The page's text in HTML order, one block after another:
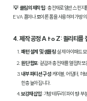
💡 클림의 제작 팁: 충전재로 일반 스펀지
EVA 폼이나 토이론 폼을 사용하여 가방
4. 제작 공정 A to Z: 퀄리티를
패턴 설계 및 샘플링: 실제 아이패드
원단 합포: 겉감과 충전재를 열접착
내부 파티션 구성: 케이블, 어댑터, 허
한층 높아집니다.
보강재 삽입 : 가방 테두리(파이핑) 부